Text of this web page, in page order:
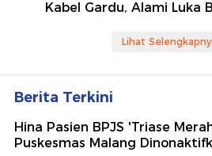
Kabel Gardu, Alami Luka
Lihat
Berita Terkini
Hina Pasien BPJS 'Triase
Puskesmas Malang